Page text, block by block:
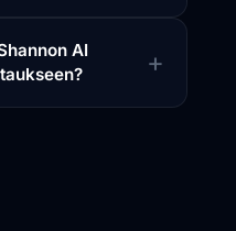
AI